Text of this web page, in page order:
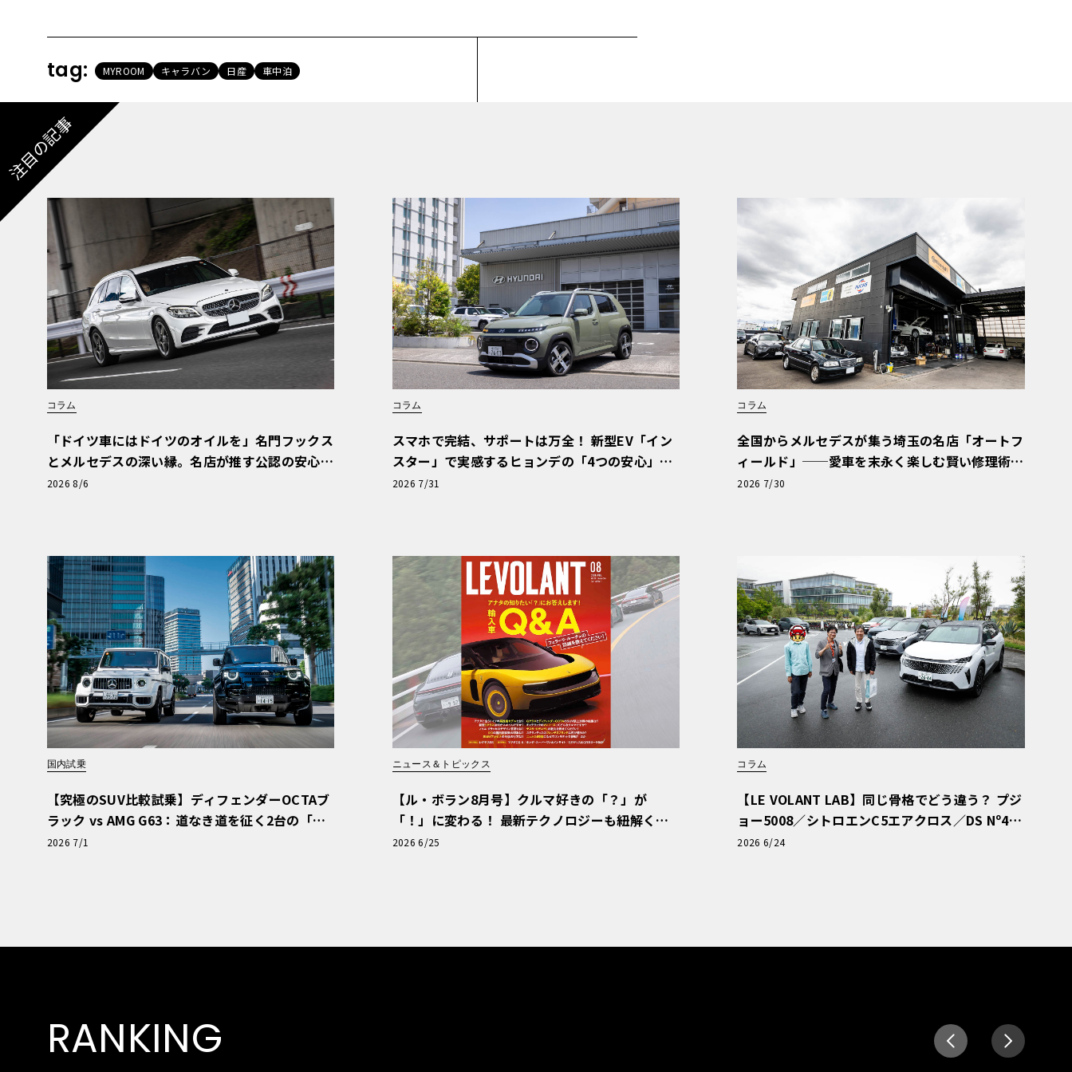
tag: MYROOM キャラバン 日産 車中泊
注目の記事
コラム
「ドイツ車にはドイツのオイルを」名門フックス
とメルセデスの深い縁。名店が推す公認の安心
と、Cクラスで味わうシルキーな走り〈PR〉
2026 8/6
コラム
スマホで完結、サポートは万全！ 新型EV「イン
スター」で実感するヒョンデの「4つの安心」
【第1回・ヒョンデ6つの疑問：Why? Hyunda
2026 7/31
コラム
全国からメルセデスが集う埼玉の名店「オートフ
ィールド」──愛車を末永く楽しむ賢い修理術
と、プロがフックス製オイルを選ぶ理由〈PR〉
2026 7/30
国内試乗
【究極のSUV比較試乗】ディフェンダーOCTAブ
ラック vs AMG G63：道なき道を征く2台の「対
極的アプローチ」
2026 7/1
ニュース＆トピックス
【ル・ボラン8月号】クルマ好きの「？」が
「！」に変わる！ 最新テクノロジーも紐解く
「輸入車Q&A」
2026 6/25
コラム
【LE VOLANT LAB】同じ骨格でどう違う？ プジ
ョー5008／シトロエンC5エアクロス／DS Nº4
読者一気乗りレポート
2026 6/24
RANKING